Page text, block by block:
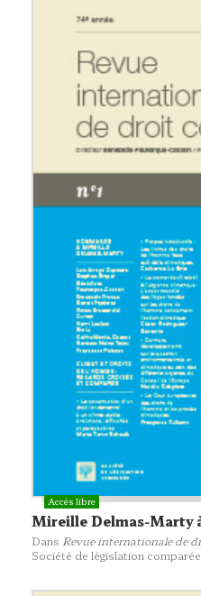
Mireille Delmas-Marty
Dans Revue internationale de
Société de législation comparée